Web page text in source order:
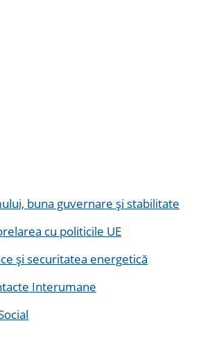
buna guvernare și stabilitate
cu politicile UE
și securitatea energetică
Interumane